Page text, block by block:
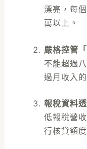
漂亮，每
萬以上。
嚴格控管
不能超過
過月收入
報稅資料透
低報稅營
行核貸額